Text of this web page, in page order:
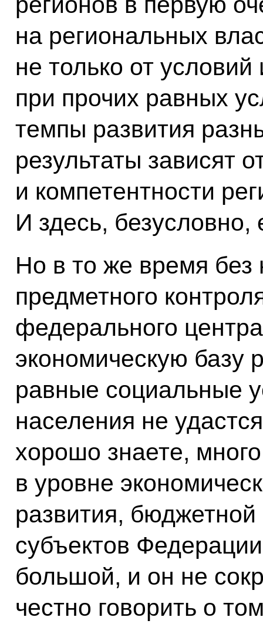
на региональных
не только от
при прочих равных
темпы развития
результаты зависят
и компетентности
И здесь, безусловно,
Но в то же время без
предметного
федерального
экономическую базу
равные социальные
населения не
хорошо знаете,
в уровне
развития, бюджетной
субъектов
большой, и он не
честно говорить о